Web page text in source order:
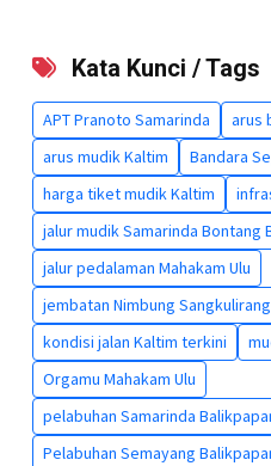
Kata Kunci / Tags
APT Pranoto Samarinda
arus
arus mudik Kaltim
Bandara
harga tiket mudik Kaltim
jalur mudik Samarinda Bontang
jalur pedalaman Mahakam Ulu
jembatan Nimbung Sangkulirang
kondisi jalan Kaltim terkini
Orgamu Mahakam Ulu
pelabuhan Samarinda
Pelabuhan Semayang